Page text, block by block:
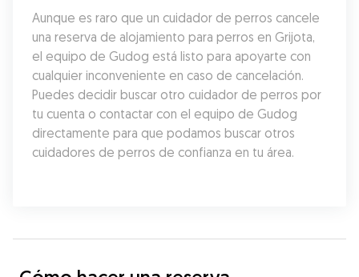
Aunque es raro que un cuidador de perros cancele
una reserva de alojamiento para perros en Grijota,
el equipo de Gudog está listo para apoyarte con
cualquier inconveniente en caso de cancelación.
Puedes decidir buscar otro cuidador de perros por
tu cuenta o contactar con el equipo de Gudog
directamente para que podamos buscar otros
cuidadores de perros de confianza en tu área.